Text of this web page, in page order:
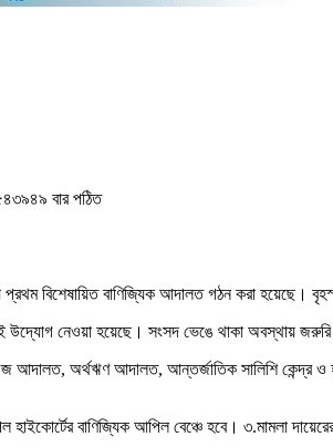
বার পঠিত
বিশেষায়িত বাণিজ্যিক আদালত গঠন করা হয়েছে।
নেওয়া হয়েছে। সংসদ ভেঙে থাকা অবস্থায় জরুরি
আদালত, অর্থঋণ আদালত, আন্তর্জাতিক সালিশি কেন্দ্র
বাণিজ্যিক আপিল বেঞ্চে হবে। ৩.মামলা